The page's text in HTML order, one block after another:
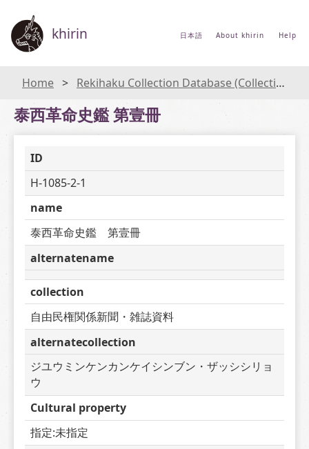
khirin 日本語 About khirin Help
Home Rekihaku Collection Database (Collections Database of the National Museum of Japanese History)
泰西革命史鑑 第壹冊
ID
H-1085-2-1
name
泰西革命史鑑　第壹冊
alternatename
collection
自由民権関係新聞・雑誌資料
alternatecollection
ジユウミンケンカンケイシンブン・ザッシシリョ
ウ
Cultural property
指定:未指定